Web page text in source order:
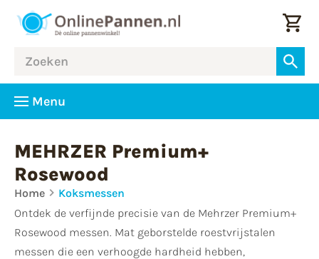
Menu
MEHRZER Premium+
Rosewood
Home
Koksmessen
Ontdek de verfijnde precisie van de Mehrzer Premium+
Rosewood messen. Mat geborstelde roestvrijstalen
messen die een verhoogde hardheid hebben,